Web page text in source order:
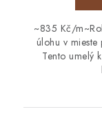
~835 Kč/
úlohu v
Tento umelý